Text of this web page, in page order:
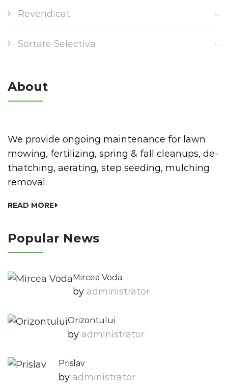
Revendicat
Sortare Selectiva
About
We provide ongoing maintenance for lawn
mowing, fertilizing, spring & fall cleanups, de-
thatching, aerating, step seeding, mulching
removal.
READ MORE
Popular News
Mircea Voda
by Administrator
Orizontului
by Administrator
Prislav
by Administrator